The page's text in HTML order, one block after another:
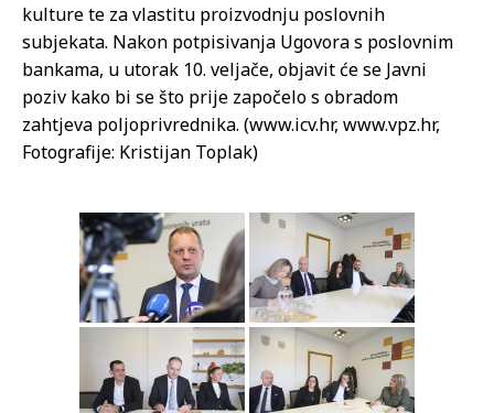
kulture te za vlastitu proizvodnju poslovnih
subjekata. Nakon potpisivanja Ugovora s poslovnim
bankama, u utorak 10. veljače, objavit će se Javni
poziv kako bi se što prije započelo s obradom
zahtjeva poljoprivrednika. (www.icv.hr, www.vpz.hr,
Fotografije: Kristijan Toplak)